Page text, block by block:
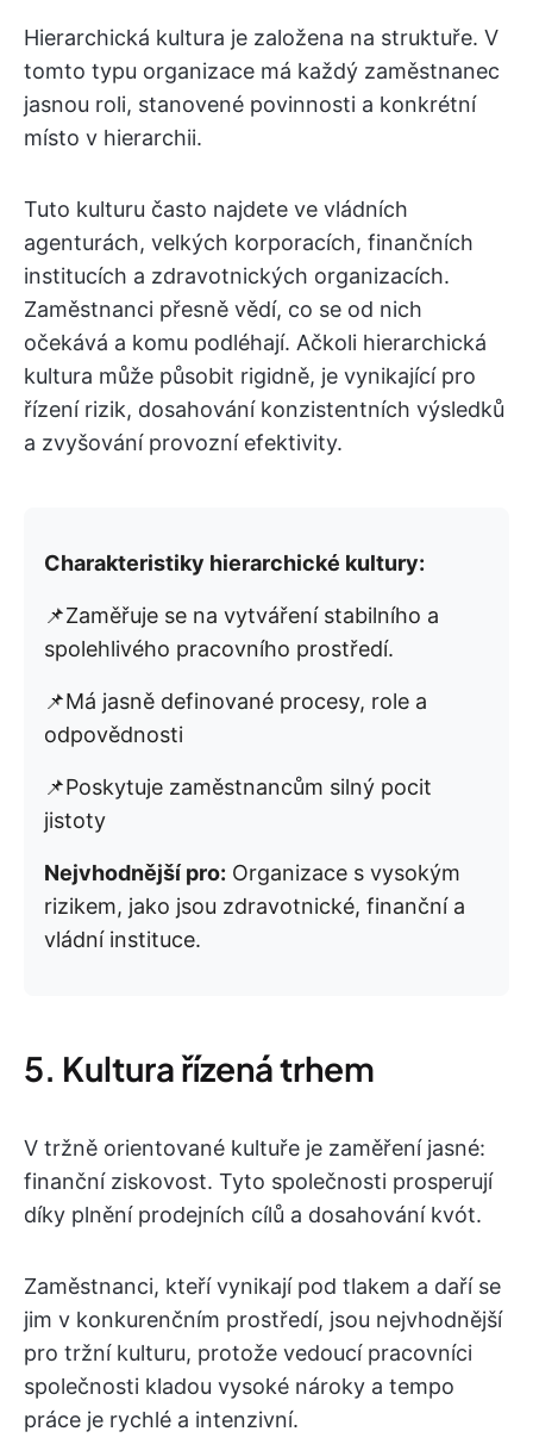
Hierarchická kultura je založena na struktuře. V
tomto typu organizace má každý zaměstnanec
jasnou roli, stanovené povinnosti a konkrétní
místo v hierarchii.
Tuto kulturu často najdete ve vládních
agenturách, velkých korporacích, finančních
institucích a zdravotnických organizacích.
Zaměstnanci přesně vědí, co se od nich
očekává a komu podléhají. Ačkoli hierarchická
kultura může působit rigidně, je vynikající pro
řízení rizik, dosahování konzistentních výsledků
a zvyšování provozní efektivity.
Charakteristiky hierarchické kultury:
📌Zaměřuje se na vytváření stabilního a
spolehlivého pracovního prostředí.
📌Má jasně definované procesy, role a
odpovědnosti
📌Poskytuje zaměstnancům silný pocit
jistoty
Nejvhodnější pro: Organizace s vysokým
rizikem, jako jsou zdravotnické, finanční a
vládní instituce.
5. Kultura řízená trhem
V tržně orientované kultuře je zaměření jasné:
finanční ziskovost. Tyto společnosti prosperují
díky plnění prodejních cílů a dosahování kvót.
Zaměstnanci, kteří vynikají pod tlakem a daří se
jim v konkurenčním prostředí, jsou nejvhodnější
pro tržní kulturu, protože vedoucí pracovníci
společnosti kladou vysoké nároky a tempo
práce je rychlé a intenzivní.